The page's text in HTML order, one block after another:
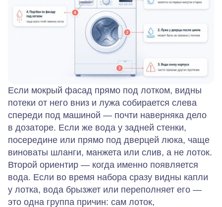
Если мокрый фасад прямо под лотком, видны
потеки от него вниз и лужа собирается слева
спереди под машиной — почти наверняка дело
в дозаторе. Если же вода у задней стенки,
посередине или прямо под дверцей люка, чаще
виноваты шланги, манжета или слив, а не лоток.
Второй ориентир — когда именно появляется
вода. Если во время набора сразу видны капли
у лотка, вода брызжет или переполняет его —
это одна группа причин: сам лоток,